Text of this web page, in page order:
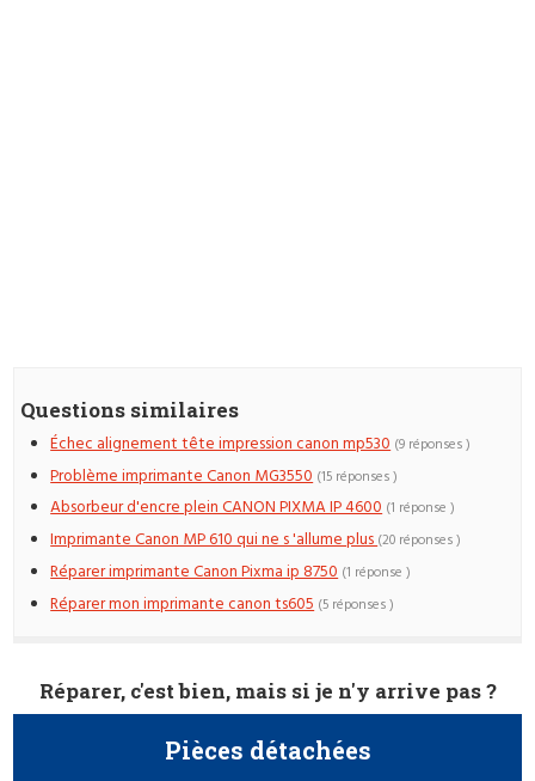
Questions similaires
Échec alignement tête impression canon mp530 (9 réponses )
Problème imprimante Canon MG3550 (15 réponses )
Absorbeur d'encre plein CANON PIXMA IP 4600 (1 réponse )
Imprimante Canon MP 610 qui ne s 'allume plus(20 réponses )
Réparer imprimante Canon Pixma ip 8750 (1 réponse )
Réparer mon imprimante canon ts605 (5 réponses )
Réparer, c'est bien, mais si je n'y arrive pas ?
Pièces détachées